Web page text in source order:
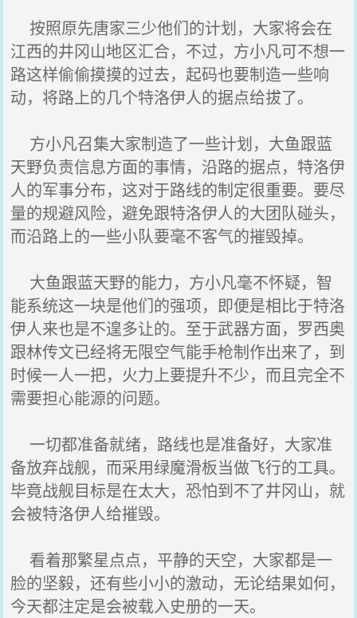
按照原先唐家三少他们的计划，大家将会在
江西的井冈山地区汇合，不过，方小凡可不想一
路这样偷偷摸摸的过去，起码也要制造一些响
动，将路上的几个特洛伊人的据点给拔了。
方小凡召集大家制造了一些计划，大鱼跟蓝
天野负责信息方面的事情，沿路的据点，特洛伊
人的军事分布，这对于路线的制定很重要。要尽
量的规避风险，避免跟特洛伊人的大团队碰头，
而沿路上的一些小队要毫不客气的摧毁掉。
大鱼跟蓝天野的能力，方小凡毫不怀疑，智
能系统这一块是他们的强项，即便是相比于特洛
伊人来也是不遑多让的。至于武器方面，罗西奥
跟林传文已经将无限空气能手枪制作出来了，到
时候一人一把，火力上要提升不少，而且完全不
需要担心能源的问题。
一切都准备就绪，路线也是准备好，大家准
备放弃战舰，而采用绿魔滑板当做飞行的工具。
毕竟战舰目标是在太大，恐怕到不了井冈山，就
会被特洛伊人给摧毁。
看着那繁星点点，平静的天空，大家都是一
脸的坚毅，还有些小小的激动，无论结果如何，
今天都注定是会被载入史册的一天。